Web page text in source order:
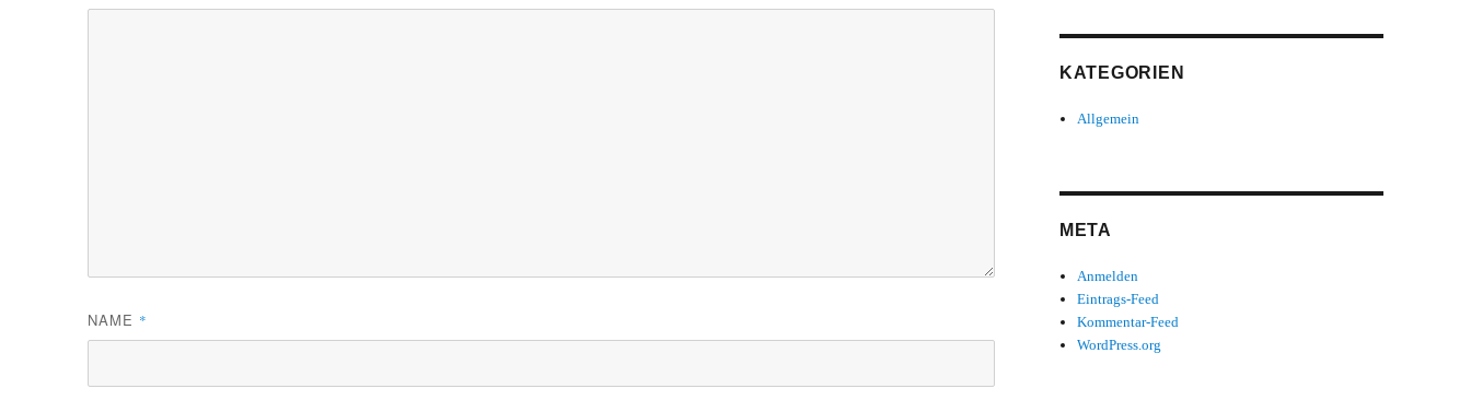
NAME *
KATEGORIEN
Allgemein
META
Anmelden
Eintrags-Feed
Kommentar-Feed
WordPress.org